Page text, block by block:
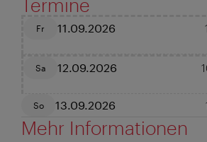
Termine
Fr 11.09.2026
Sa 12.09.2026
So 13.09.2026
Mehr Informationen